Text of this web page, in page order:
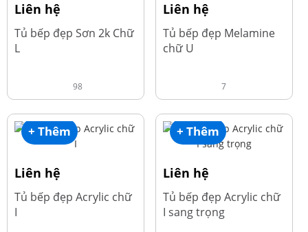
Liên hệ
Tủ bếp đẹp Sơn 2k Chữ
L
98
Liên hệ
Tủ bếp đẹp Melamine
chữ U
7
+ Thêm
Liên hệ
Tủ bếp đẹp Acrylic chữ
I
+ Thêm
Liên hệ
Tủ bếp đẹp Acrylic chữ
I sang trọng